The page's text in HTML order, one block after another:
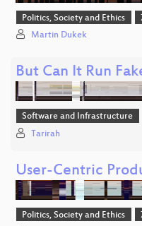
Politics, Society and Ethics
Martin Dukek
But Can It Run
Software and Infrastructure
Tarirah
User-Centric
Politics, Society and Ethics